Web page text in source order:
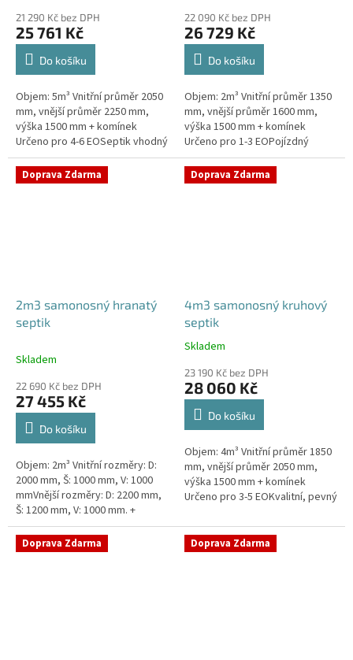
21 290 Kč bez DPH
25 761 Kč
Do košíku
Objem: 5m³ Vnitřní průměr 2050
mm, vnější průměr 2250 mm,
výška 1500 mm + komínek
Určeno pro 4-6 EOSeptik vhodný
pod parkovací stání,
komunikace a do jílovité
zeminyPrůměr...
22 090 Kč bez DPH
26 729 Kč
Do košíku
Objem: 2m³ Vnitřní průměr 1350
mm, vnější průměr 1600 mm,
výška 1500 mm + komínek
Určeno pro 1-3 EOPojízdný
septik vhodný do míst s
vysokou hladinou spodní
vodyPrůměr a pozici...
Doprava Zdarma
2m3 samonosný hranatý
septik
Skladem
22 690 Kč bez DPH
27 455 Kč
Do košíku
Objem: 2m³ Vnitřní rozměry: D:
2000 mm, Š: 1000 mm, V: 1000
mmVnější rozměry: D: 2200 mm,
Š: 1200 mm, V: 1000 mm. +
komínek Určeno pro 1-3
EOKvalitní, pevný septik bez
potřeby...
Doprava Zdarma
4m3 samonosný kruhový
septik
Průměrné
produktu
je
4,3
hvězdiček.
Skladem
23 190 Kč bez DPH
28 060 Kč
Do košíku
Objem: 4m³ Vnitřní průměr 1850
mm, vnější průměr 2050 mm,
výška 1500 mm + komínek
Určeno pro 3-5 EOKvalitní, pevný
obetonováníPrůměr a pozici
přítoku a odtoku...
Doprava Zdarma Doprava Zdarma